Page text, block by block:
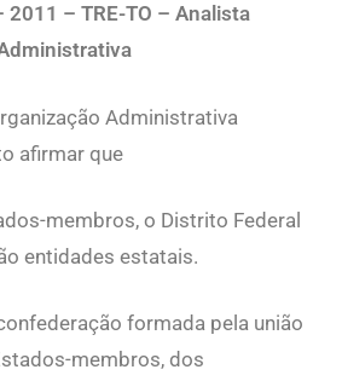
2011 – TRE-TO – Analista
Administrativa
afirmar que
membros, o Distrito Federal
entidades estatais.
formada pela união
membros, dos